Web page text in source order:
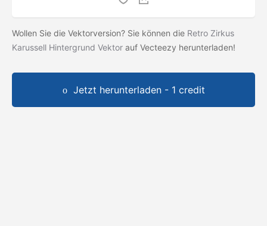
Wollen Sie die Vektorversion? Sie können die Retro Zirkus
Karussell Hintergrund Vektor auf Vecteezy herunterladen!
Jetzt herunterladen - 1 credit